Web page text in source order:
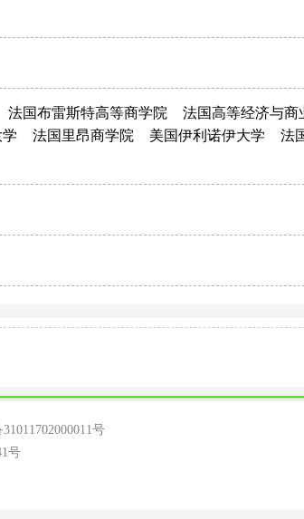
法国布雷斯特高等商学院 法国高等经济与商
法国里昂商学院 美国伊利诺伊大学 法
号
号